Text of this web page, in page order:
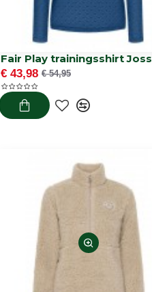
Fair Play trainingsshirt Joss
€ 43,98 € 54,95